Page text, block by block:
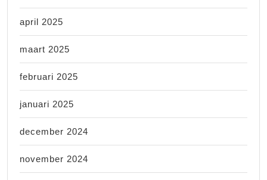
april 2025
maart 2025
februari 2025
januari 2025
december 2024
november 2024